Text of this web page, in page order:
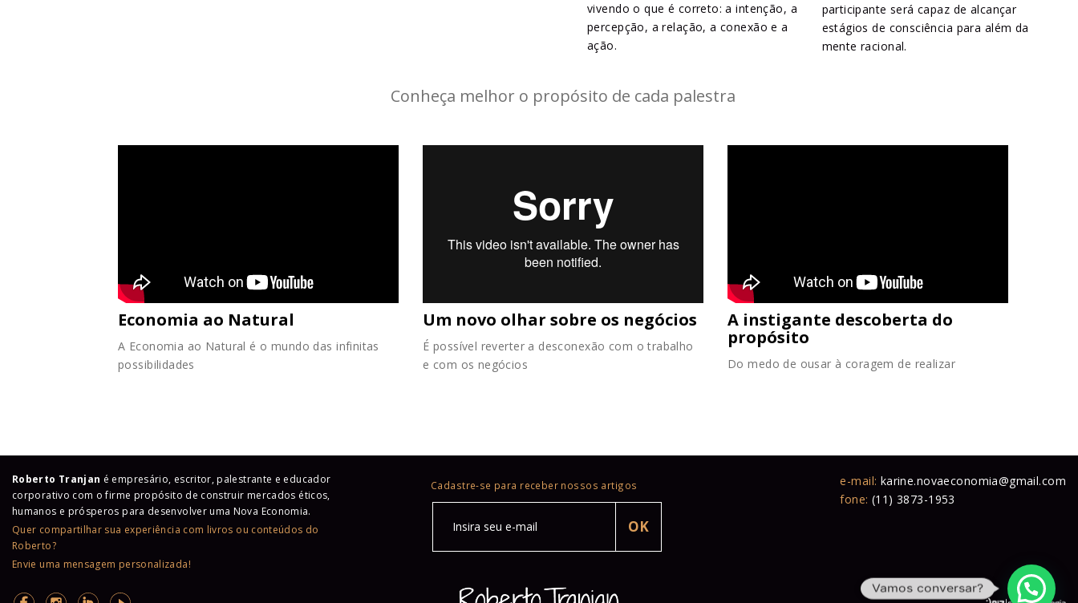
vivendo o que é correto: a intenção, a
percepção, a relação, a conexão e a
ação.
participante será capaz de alcançar
estágios de consciência para além da
mente racional.
Conheça melhor o propósito de cada palestra
Economia ao Natural
A Economia ao Natural é o mundo das infinitas
possibilidades
Um novo olhar sobre os negócios
É possível reverter a desconexão com o trabalho
e com os negócios
A instigante descoberta do
propósito
Do medo de ousar à coragem de realizar
Roberto Tranjan é empresário, escritor, palestrante e educador
corporativo com o firme propósito de construir mercados éticos,
humanos e prósperos para desenvolver uma Nova Economia.
Quer compartilhar sua experiência com livros ou conteúdos do
Roberto?
Envie uma mensagem personalizada!
Cadastre-se para receber nossos artigos e-mail: karine.novaeconomia@gmail.com
fone: (11) 3873-1953
Vamos conversar?